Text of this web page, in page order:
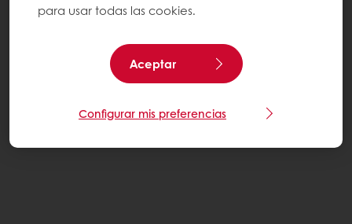
para usar todas las cookies.
Aceptar
Configurar mis preferencias